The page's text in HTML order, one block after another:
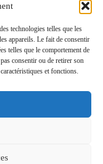
technologies telles que les
appareils. Le fait de consentir
telles que le comportement de
consentir ou de retirer son
et fonctions.
demandes ou
et nous vous
de votre
chéreng